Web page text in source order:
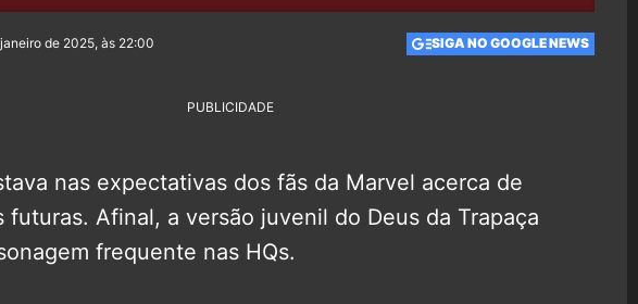
de 2025, às 22:00 SIGA NO GOOGLE NEWS
PUBLICIDADE
nas expectativas dos fãs da Marvel acerca de
futuras. Afinal, a versão juvenil do Deus da Trapaça
frequente nas HQs.